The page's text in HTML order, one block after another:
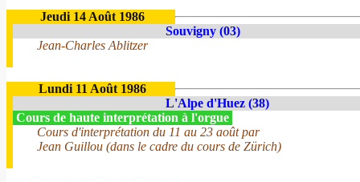
Jeudi 14 Août 1986
Souvigny (03)
Jean-Charles Ablitzer
Lundi 11 Août 1986
L'Alpe d'Huez (38)
Cours de haute interprétation à l'orgue
Cours d'interprétation du 11 au 23 août par
Jean Guillou (dans le cadre du cours de Zürich)